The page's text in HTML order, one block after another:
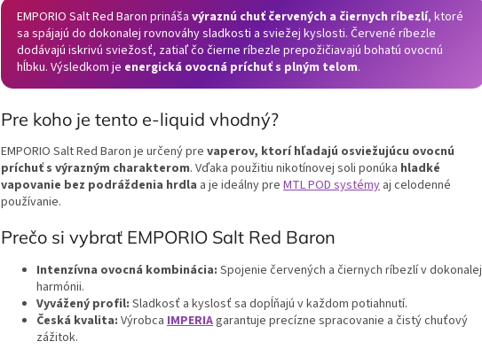
EMPORIO Salt Red Baron prináša výraznú chuť červených a čiernych ríbezlí, ktoré
sa spájajú do dokonalej rovnováhy sladkosti a sviežej kyslosti. Červené ríbezle
dodávajú iskrivú sviežosť, zatiaľ čo čierne ríbezle prepožičiavajú bohatú ovocnú
hĺbku. Výsledkom je energická ovocná príchuť s plným telom.
Pre koho je tento e-liquid vhodný?
EMPORIO Salt Red Baron je určený pre vaperov, ktorí hľadajú osviežujúcu ovocnú
príchuť s výrazným charakterom. Vďaka použitiu nikotínovej soli ponúka hladké
vapovanie bez podráždenia hrdla a je ideálny pre MTL POD systémy aj celodenné
používanie.
Prečo si vybrať EMPORIO Salt Red Baron
Intenzívna ovocná kombinácia: Spojenie červených a čiernych ríbezlí v dokonalej
harmónii.
Vyvážený profil: Sladkosť a kyslosť sa dopĺňajú v každom potiahnutí.
Česká kvalita: Výrobca IMPERIAgarantuje precízne spracovanie a čistý chuťový
zážitok.